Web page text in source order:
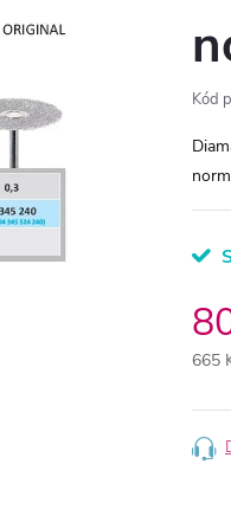
Kód
665
cena: